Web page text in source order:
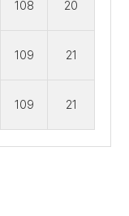
108 20
109 21
109 21